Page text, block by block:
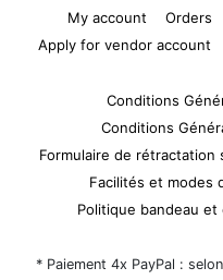
My account Orders
Apply for vendor account
Conditions
Conditions
Formulaire de rétractation
Facilités et modes
Politique bandeau et
* Paiement 4x PayPal :